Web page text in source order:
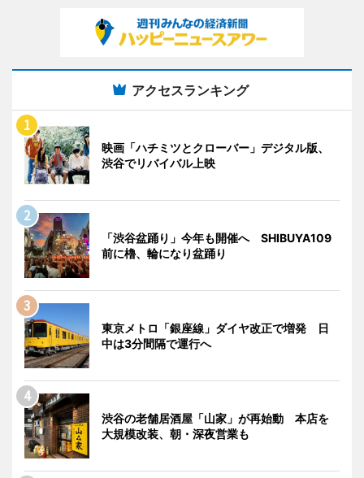
アクセスランキング
映画「ハチミツとクローバー」デジタル版、
渋谷でリバイバル上映
「渋谷盆踊り」今年も開催へ SHIBUYA109
前に櫓、輪になり盆踊り
東京メトロ「銀座線」ダイヤ改正で増発 日
中は3分間隔で運行へ
渋谷の老舗居酒屋「山家」が再始動 本店を
大規模改装、朝・深夜営業も